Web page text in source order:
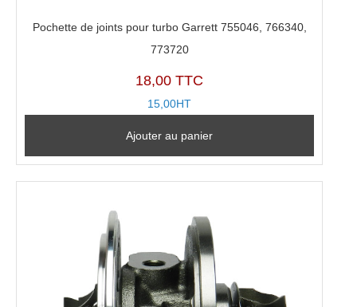
Pochette de joints pour turbo Garrett 755046, 766340,
773720
18,00 TTC
15,00HT
Ajouter au panier